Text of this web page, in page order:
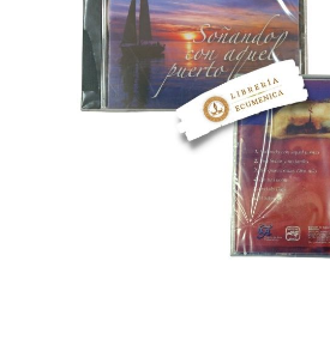
Mi cuenta
Política de privacidad